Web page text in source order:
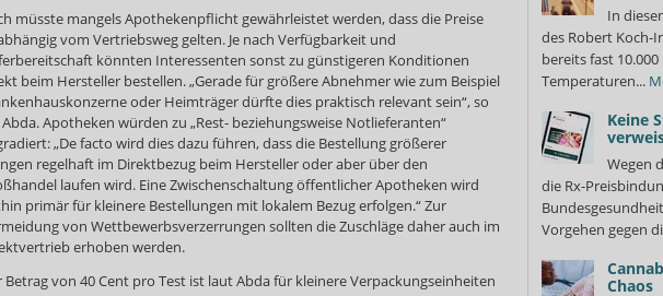
müsste mangels Apothekenpflicht gewährleistet werden, dass die Preise
vom Vertriebsweg gelten. Je nach Verfügbarkeit und
könnten Interessenten sonst zu günstigeren Konditionen
beim Hersteller bestellen. „Gerade für größere Abnehmer wie zum Beispiel
oder Heimträger dürfte dies praktisch relevant sein“, so
Apotheken würden zu „Rest- beziehungsweise Notlieferanten“
„De facto wird dies dazu führen, dass die Bestellung größerer
regelhaft im Direktbezug beim Hersteller oder aber über den
laufen wird. Eine Zwischenschaltung öffentlicher Apotheken wird
primär für kleinere Bestellungen mit lokalem Bezug erfolgen.“ Zur
von Wettbewerbsverzerrungen sollten die Zuschläge daher auch im
erhoben werden.
Betrag von 40 Cent pro Test ist laut Abda für kleinere Verpackungseinheiten
In
des Robert Koch-
bereits fast
Temperaturen...
Keine
Wegen
die Rx-
Vorgehen gegen
Chaos